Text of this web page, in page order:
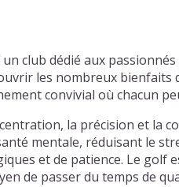
club dédié aux
les nombreux
convivial où chacun
la précision et la
mentale, réduisant le
et de patience. Le
de passer du temps de